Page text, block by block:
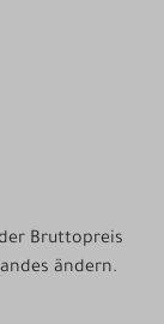
Bruttopreis
ändern.